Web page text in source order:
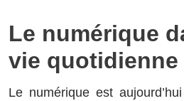
Le numérique
vie quotidienne
Le numérique est